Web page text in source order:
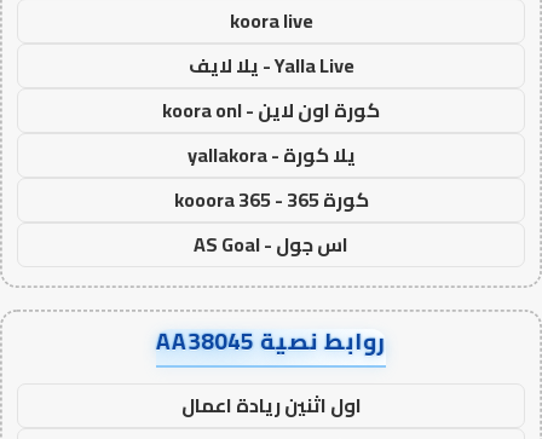
koora live
Yalla Live - يلا لايف
كورة اون لاين - koora onl
يلا كورة - yallakora
كورة 365 - kooora 365
اس جول - AS Goal
روابط نصية AA38045
اول اثنين ريادة اعمال